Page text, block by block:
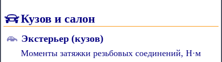
Кузов и салон
Экстерьер (кузов)
Моменты затяжки резьбовых соединений, Н·м